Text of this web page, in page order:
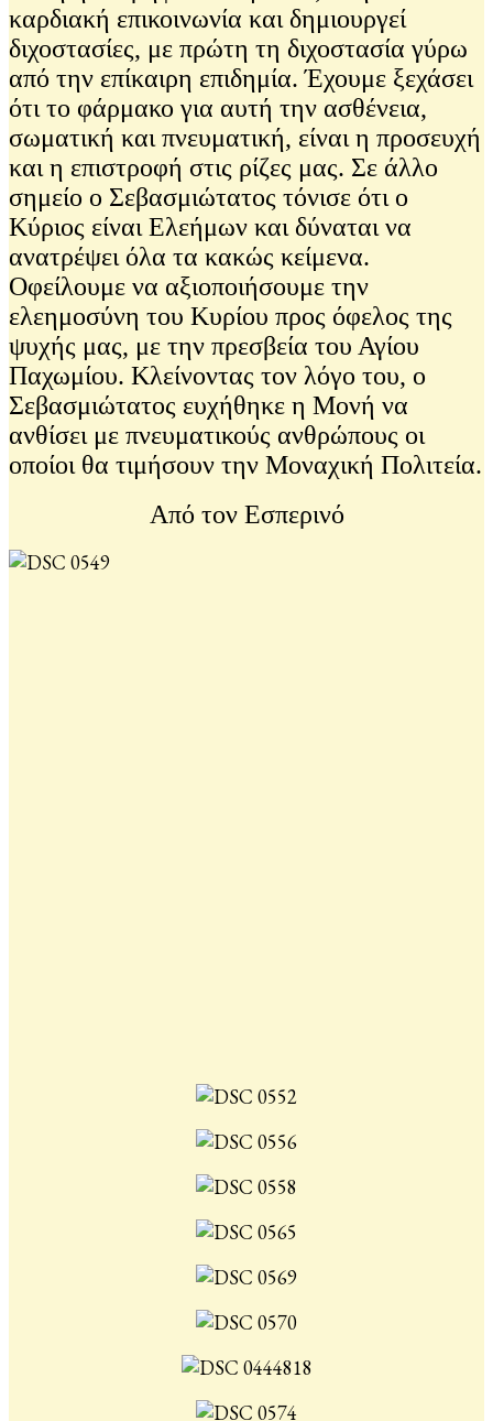
καρδιακή επικοινωνία και δημιουργεί
διχοστασίες, με πρώτη τη διχοστασία γύρω
από την επίκαιρη επιδημία. Έχουμε ξεχάσει
ότι το φάρμακο για αυτή την ασθένεια,
σωματική και πνευματική, είναι η προσευχή
και η επιστροφή στις ρίζες μας. Σε άλλο
σημείο ο Σεβασμιώτατος τόνισε ότι ο
Κύριος είναι Ελεήμων και δύναται να
ανατρέψει όλα τα κακώς κείμενα.
Οφείλουμε να αξιοποιήσουμε την
ελεημοσύνη του Κυρίου προς όφελος της
ψυχής μας, με την πρεσβεία του Αγίου
Παχωμίου. Κλείνοντας τον λόγο του, ο
Σεβασμιώτατος ευχήθηκε η Μονή να
ανθίσει με πνευματικούς ανθρώπους οι
οποίοι θα τιμήσουν την Μοναχική Πολιτεία.
Από τον Εσπερινό